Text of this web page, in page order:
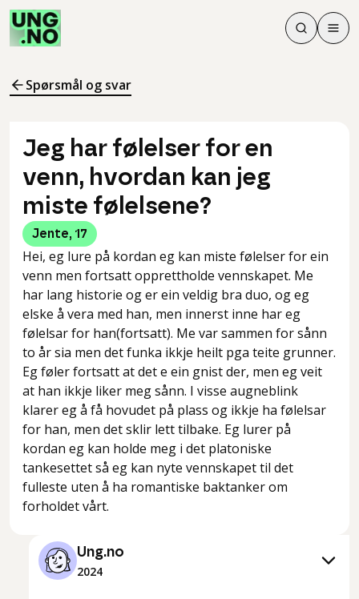
Søk
Søk
Meny
Spørsmål og svar
Jeg har følelser for en
venn, hvordan kan jeg
miste følelsene?
Jente, 17
Hei, eg lure på kordan eg kan miste følelser for ein
venn men fortsatt opprettholde vennskapet. Me
har lang historie og er ein veldig bra duo, og eg
elske å vera med han, men innerst inne har eg
følelsar for han(fortsatt). Me var sammen for sånn
to år sia men det funka ikkje heilt pga teite grunner.
Eg føler fortsatt at det e ein gnist der, men eg veit
at han ikkje liker meg sånn. I visse augneblink
klarer eg å få hovudet på plass og ikkje ha følelsar
for han, men det sklir lett tilbake. Eg lurer på
kordan eg kan holde meg i det platoniske
tankesettet så eg kan nyte vennskapet til det
fulleste uten å ha romantiske baktanker om
forholdet vårt.
Ung.no
2024